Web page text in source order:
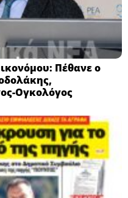
Πέθανε ο
Ογκολόγος